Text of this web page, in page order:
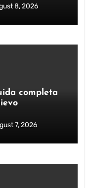
8, 2026
completa
7, 2026